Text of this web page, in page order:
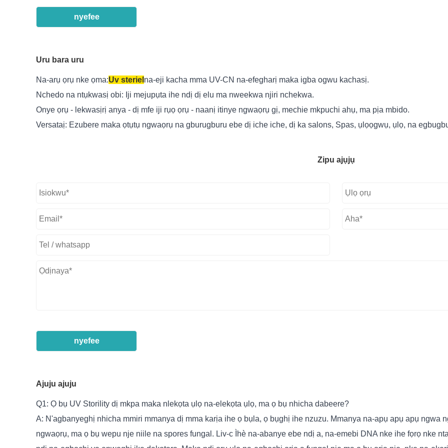
nyefee
Uru bara uru
Na-arụ ọrụ nke ọma:Uv steriel na-eji kacha mma UV-CN na-efegharị maka igba ogwu kachasị.
Nchedo na ntụkwasị obi: Iji mejupụta ihe ndị dị elu ma nweekwa njiri nchekwa.
Onye ọrụ - lekwasịrị anya - dị mfe iji rụọ ọrụ - naanị itinye ngwaọrụ gị, mechie mkpuchi ahụ, ma pịa mbido.
Versataị: Ezubere maka ọtụtụ ngwaọrụ na gburugburu ebe dị iche iche, dị ka salons, Spas, ụlọọgwụ, ụlọ, na
Zipu ajụjụ
nyefee
Ajuju ajuju
Q1: Ọ bụ UV Storility dị mkpa maka nlekọta ụlọ na-elekọta ụlọ, ma ọ bụ nhicha dabeere?
A: N'agbanyeghị nhicha mmiri mmanya dị mma karịa ihe ọ bụla, ọ bụghị ihe nzuzu. Mmanya na-apụ apụ apụ ngwa
ngwaọrụ, ma ọ bụ wepu nje niile na spores fungal. Liv-c Ìhè na-abanye ebe ndị a, na-emebi DNA nke ihe fọrọ nke